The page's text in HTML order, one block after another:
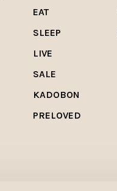
EAT
SLEEP
LIVE
SALE
KADOBON
PRELOVED